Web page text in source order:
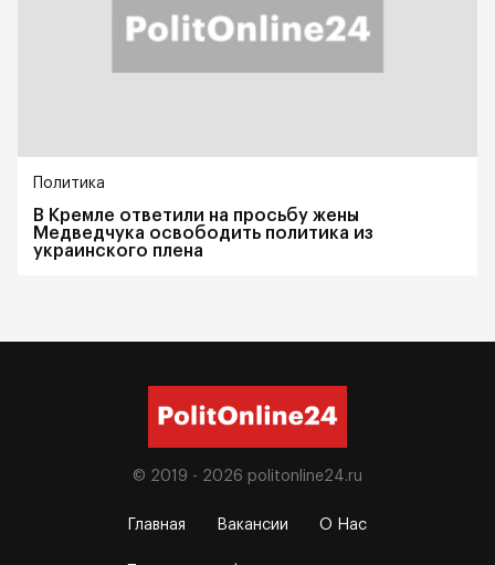
Политика
В Кремле ответили на просьбу жены
Медведчука освободить политика из
украинского плена
© 2019 - 2026 politonline24.ru
Главная Вакансии О Нас